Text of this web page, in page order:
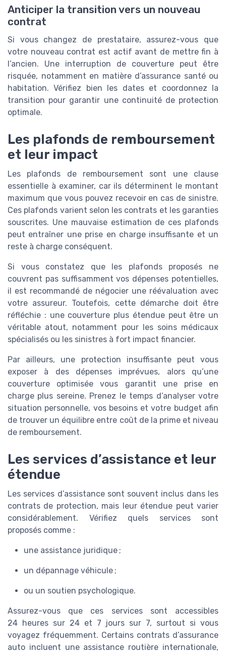
Anticiper la transition vers un nouveau
contrat
Si vous changez de prestataire, assurez-vous que
votre nouveau contrat est actif avant de mettre fin à
l’ancien. Une interruption de couverture peut être
risquée, notamment en matière d’assurance santé ou
habitation. Vérifiez bien les dates et coordonnez la
transition pour garantir une continuité de protection
optimale.
Les plafonds de remboursement
et leur impact
Les plafonds de remboursement sont une clause
essentielle à examiner, car ils déterminent le montant
maximum que vous pouvez recevoir en cas de sinistre.
Ces plafonds varient selon les contrats et les garanties
souscrites. Une mauvaise estimation de ces plafonds
peut entraîner une prise en charge insuffisante et un
reste à charge conséquent.
Si vous constatez que les plafonds proposés ne
couvrent pas suffisamment vos dépenses potentielles,
il est recommandé de négocier une réévaluation avec
votre assureur. Toutefois, cette démarche doit être
réfléchie : une couverture plus étendue peut être un
véritable atout, notamment pour les soins médicaux
spécialisés ou les sinistres à fort impact financier.
Par ailleurs, une protection insuffisante peut vous
exposer à des dépenses imprévues, alors qu’une
couverture optimisée vous garantit une prise en
charge plus sereine. Prenez le temps d’analyser votre
situation personnelle, vos besoins et votre budget afin
de trouver un équilibre entre coût de la prime et niveau
de remboursement.
Les services d’assistance et leur
étendue
Les services d’assistance sont souvent inclus dans les
contrats de protection, mais leur étendue peut varier
considérablement. Vérifiez quels services sont
proposés comme :
une assistance juridique ;
un dépannage véhicule ;
ou un soutien psychologique.
Assurez-vous que ces services sont accessibles
24 heures sur 24 et 7 jours sur 7, surtout si vous
voyagez fréquemment. Certains contrats d’assurance
auto incluent une assistance routière internationale,